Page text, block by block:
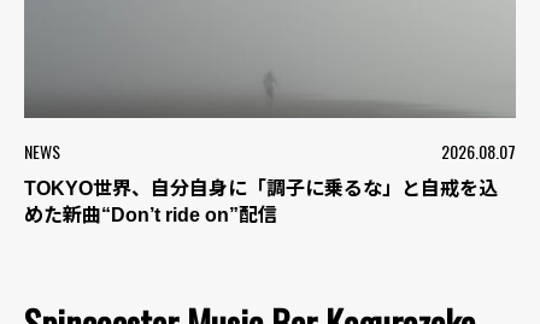
NEWS 2026.08.07
TOKYO世界、自分自身に「調子に乗るな」と自戒を込
めた新曲“Don’t ride on”配信